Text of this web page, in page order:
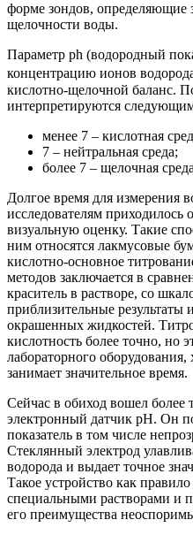
форме зондов, определяющие
щелочности воды.
Параметр ph (водородный
концентрацию ионов
кислотно-щелочной баланс.
интерпретируются
менее 7 – кислотная
7 – нейтральная среда;
более 7 – щелочная
Долгое время для измерения
исследователям приходилось
визуальную оценку. Такие
ним относятся лакмусовые
кислотно-основное
методов заключается в
краситель в растворе, со
приблизительные
окрашенных жидкостей.
кислотность более точно, но
лабораторного
занимает значительное время.
Сейчас в обиход вошел
электронный датчик pH. Он
показатель в том числе
Стеклянный электрод
водорода и выдает точное
Такое устройство как
специальными растворами и
его преимущества